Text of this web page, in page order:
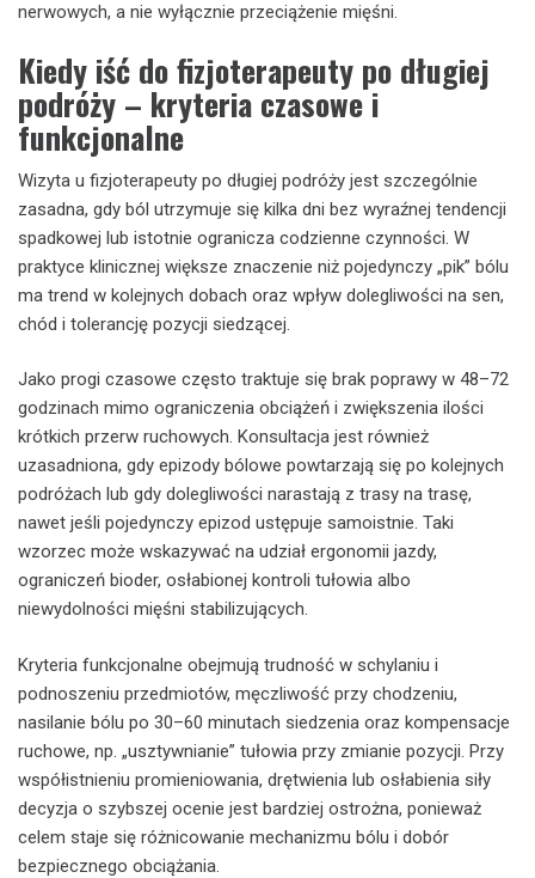
nerwowych, a nie wyłącznie przeciążenie mięśni.
Kiedy iść do fizjoterapeuty po długiej
podróży – kryteria czasowe i
funkcjonalne
Wizyta u fizjoterapeuty po długiej podróży jest szczególnie
zasadna, gdy ból utrzymuje się kilka dni bez wyraźnej tendencji
spadkowej lub istotnie ogranicza codzienne czynności. W
praktyce klinicznej większe znaczenie niż pojedynczy „pik” bólu
ma trend w kolejnych dobach oraz wpływ dolegliwości na sen,
chód i tolerancję pozycji siedzącej.
Jako progi czasowe często traktuje się brak poprawy w 48–72
godzinach mimo ograniczenia obciążeń i zwiększenia ilości
krótkich przerw ruchowych. Konsultacja jest również
uzasadniona, gdy epizody bólowe powtarzają się po kolejnych
podróżach lub gdy dolegliwości narastają z trasy na trasę,
nawet jeśli pojedynczy epizod ustępuje samoistnie. Taki
wzorzec może wskazywać na udział ergonomii jazdy,
ograniczeń bioder, osłabionej kontroli tułowia albo
niewydolności mięśni stabilizujących.
Kryteria funkcjonalne obejmują trudność w schylaniu i
podnoszeniu przedmiotów, męczliwość przy chodzeniu,
nasilanie bólu po 30–60 minutach siedzenia oraz kompensacje
ruchowe, np. „usztywnianie” tułowia przy zmianie pozycji. Przy
współistnieniu promieniowania, drętwienia lub osłabienia siły
decyzja o szybszej ocenie jest bardziej ostrożna, ponieważ
celem staje się różnicowanie mechanizmu bólu i dobór
bezpiecznego obciążania.